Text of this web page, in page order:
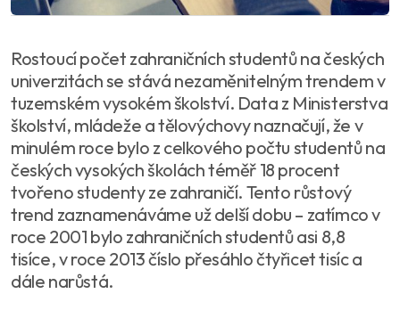
Rostoucí počet zahraničních studentů na českých
univerzitách se stává nezaměnitelným trendem v
tuzemském vysokém školství. Data z Ministerstva
školství, mládeže a tělovýchovy naznačují, že v
minulém roce bylo z celkového počtu studentů na
českých vysokých školách téměř 18 procent
tvořeno studenty ze zahraničí. Tento růstový
trend zaznamenáváme už delší dobu – zatímco v
roce 2001 bylo zahraničních studentů asi 8,8
tisíce, v roce 2013 číslo přesáhlo čtyřicet tisíc a
dále narůstá.